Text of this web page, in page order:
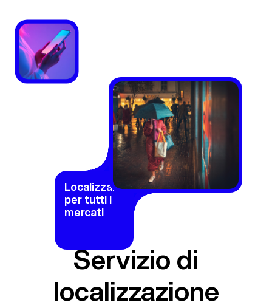
Localizzazione
per tutti i
mercati
Servizio di
localizzazione